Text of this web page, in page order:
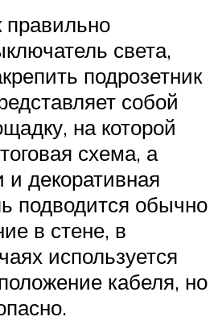
правильно
света,
подрозетник
собой
на которой
схема, а
декоративная
подводится обычно
в стене, в
используется
кабеля, но